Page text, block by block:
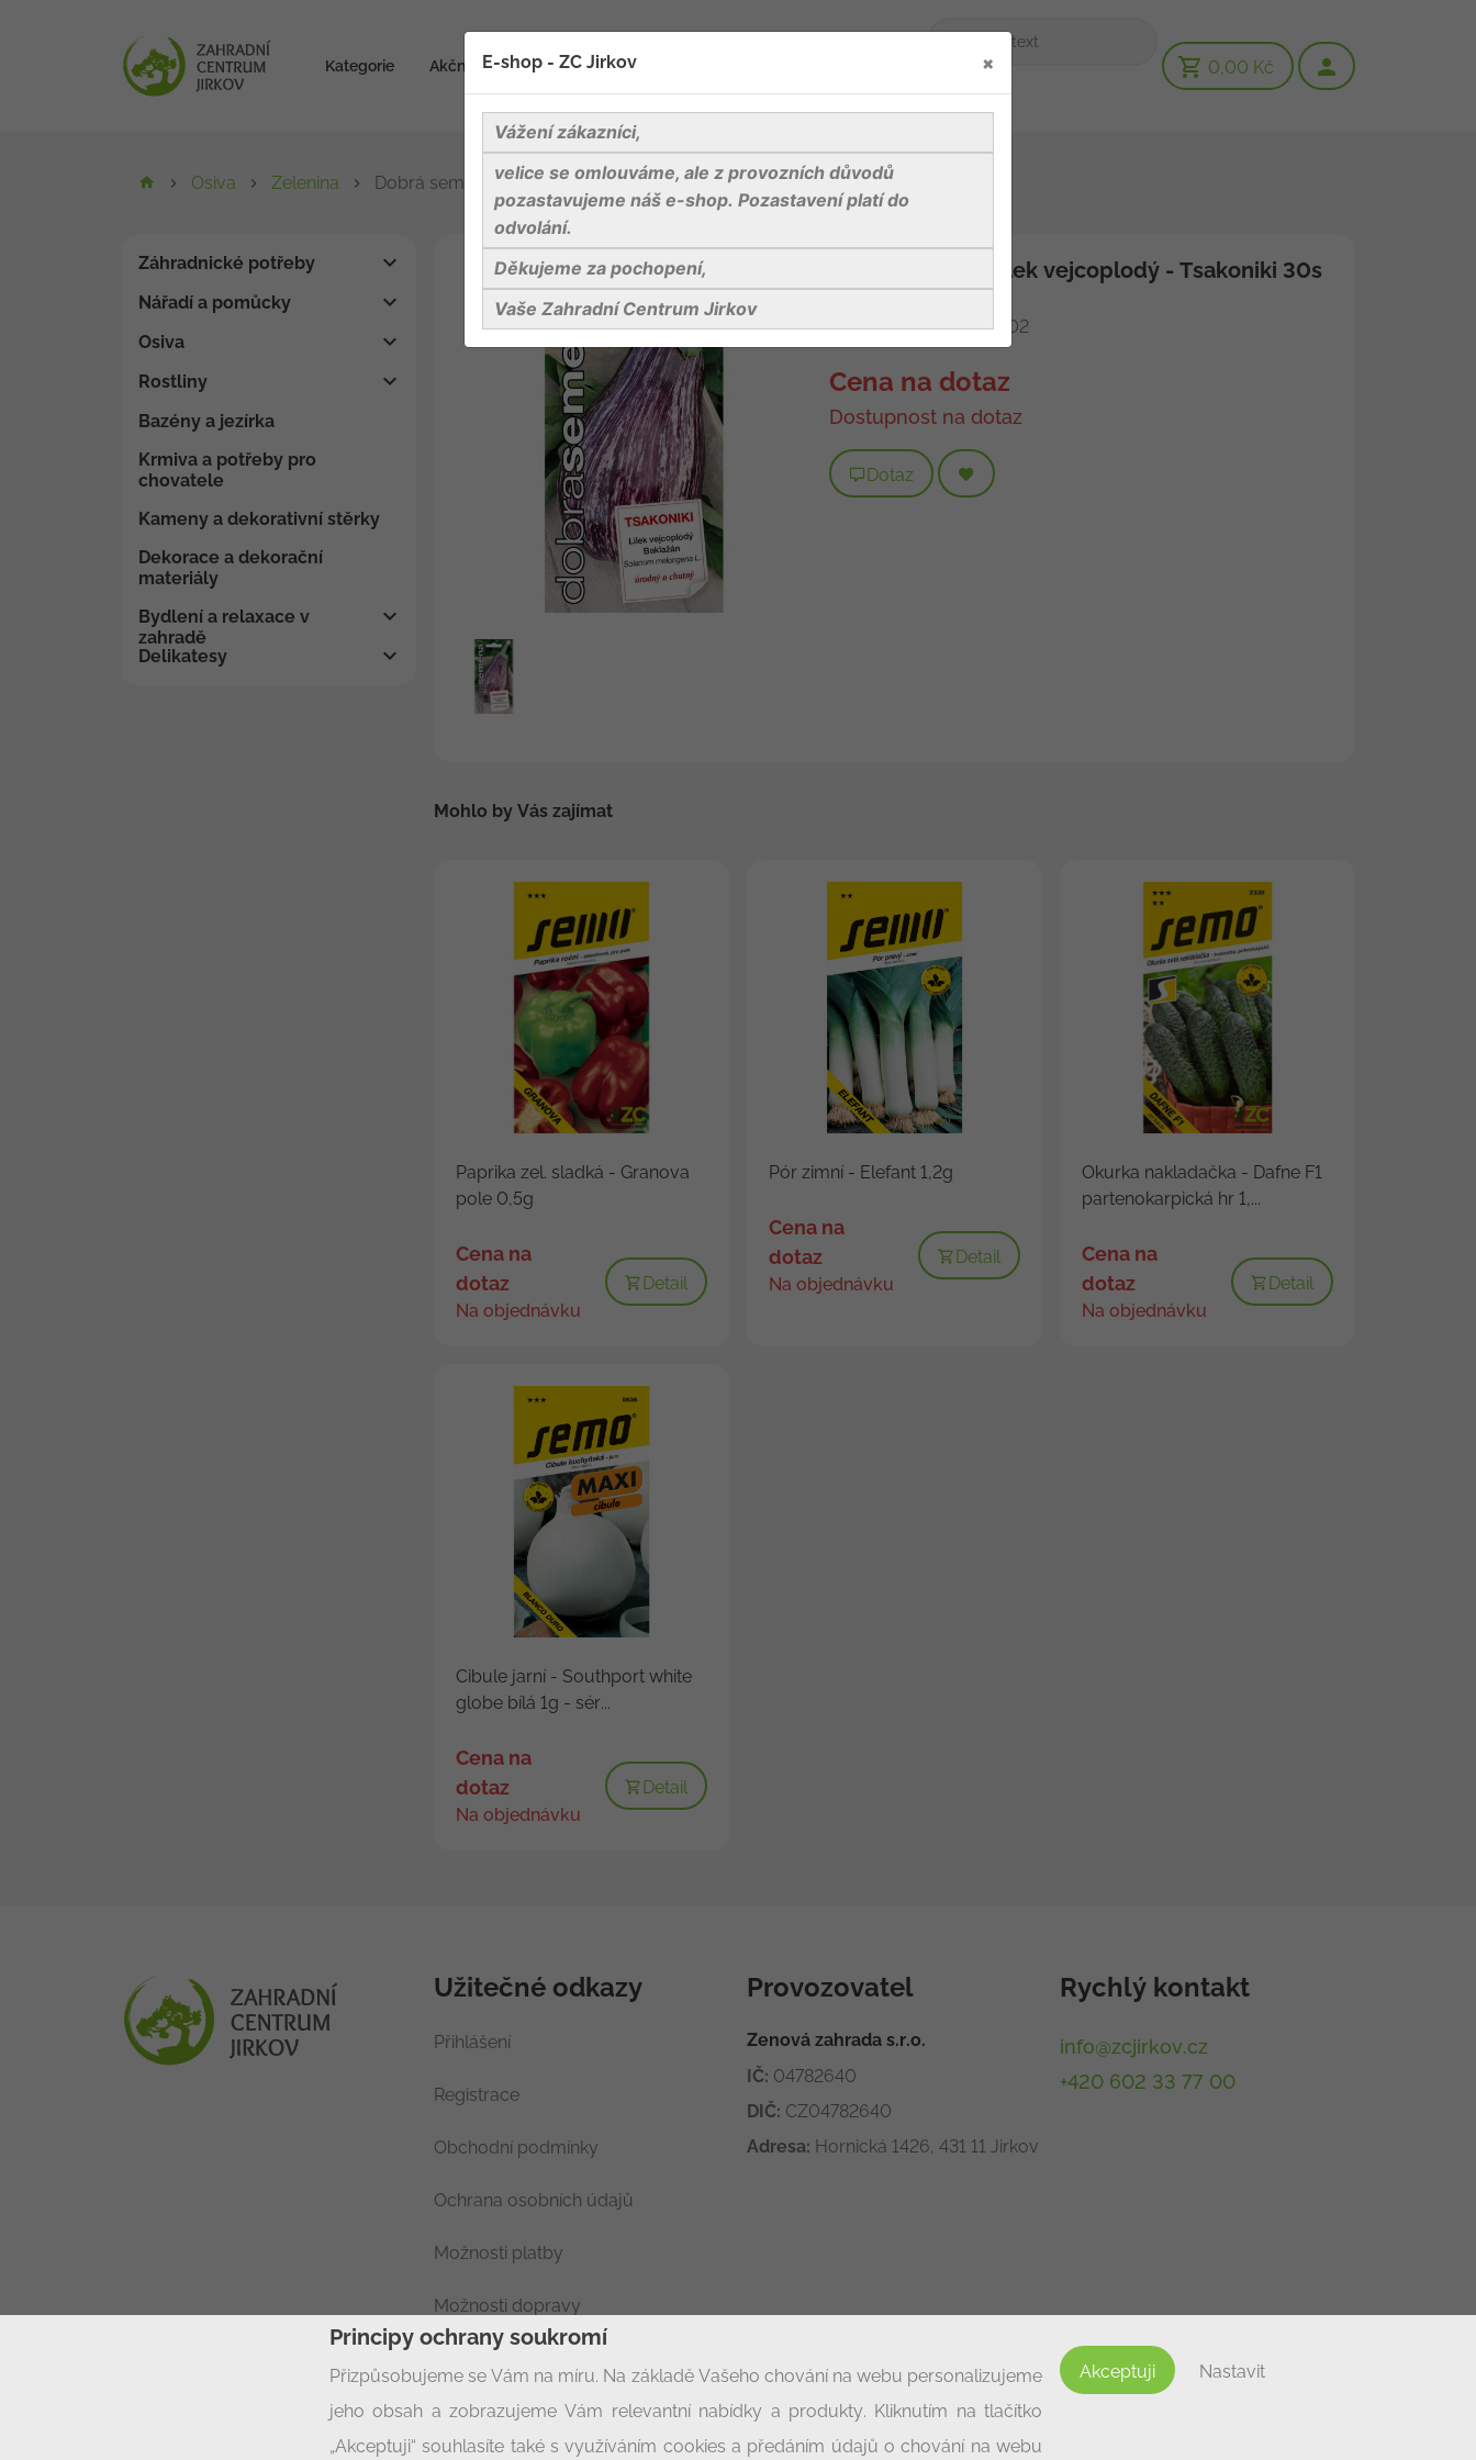
Kategorie Akční zboží Blog Kontakty 0,00 Kč
Osiva Zelenina Dobrá semena Lilek vejcoplodý - Tsakoniki 30s
Záhradnické potřeby
Nářadí a pomůcky
Osiva
Rostliny
Bazény a jezírka
Krmiva a potřeby pro
chovatele
Kameny a dekorativní stěrky
Dekorace a dekorační
materiály
Bydlení a relaxace v
zahradě
Delikatesy
Dobrá semena Lilek vejcoplodý - Tsakoniki 30s
Kód produktu:0019802
Cena na dotaz
Dostupnost na dotaz
Dotaz
Mohlo by Vás zajímat
Paprika zel. sladká - Granova
pole 0,5g
Cena na
dotaz
Na objednávku
Detail
Pór zimní - Elefant 1,2g
Cena na
dotaz
Na objednávku
Detail
Okurka nakladačka - Dafne F1
partenokarpická hr 1,...
Cena na
dotaz
Na objednávku
Detail
Cibule jarní - Southport white
globe bílá 1g - sér...
Cena na
dotaz
Na objednávku
Detail
Užitečné odkazy
Přihlášení
Registrace
Obchodní podmínky
Ochrana osobních údajů
Možnosti platby
Možnosti dopravy
Provozovatel
Zenová zahrada s.r.o.
IČ: 04782640
DIČ: CZ04782640
Adresa: Hornická 1426, 431 11 Jirkov
Rychlý kontakt
info@zcjirkov.cz
+420 602 33 77 00
Principy ochrany soukromí
Přizpůsobujeme se Vám na míru. Na základě Vašeho chování na webu personalizujeme
jeho obsah a zobrazujeme Vám relevantní nabídky a produkty. Kliknutím na tlačítko
„Akceptuji“ souhlasíte také s využíváním cookies a předáním údajů o chování na webu
Akceptuji Nastavit
E-shop - ZC Jirkov ×
Vážení zákazníci,
velice se omlouváme, ale z provozních důvodů
pozastavujeme náš e-shop. Pozastavení platí do
odvolání.
Děkujeme za pochopení,
Vaše Zahradní Centrum Jirkov